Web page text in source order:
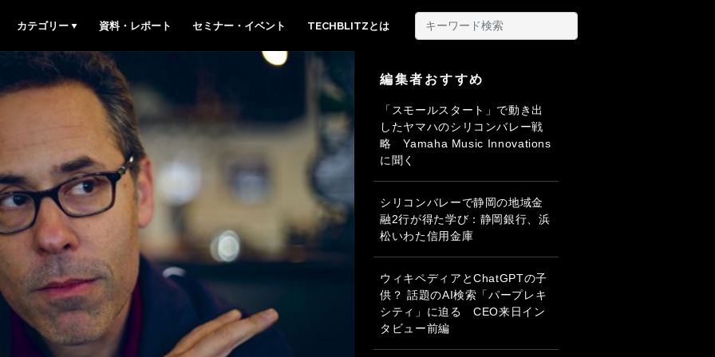
カテゴリー 資料・レポート セミナー・イベント TECHBLITZとは
編集者おすすめ
「スモールスタート」で動き出
したヤマハのシリコンバレー戦
略 Yamaha Music Innovations
に聞く
シリコンバレーで静岡の地域金
融2行が得た学び：静岡銀行、浜
松いわた信用金庫
ウィキペディアとChatGPTの子
供？ 話題のAI検索「パープレキ
シティ」に迫る CEO来日イン
タビュー前編